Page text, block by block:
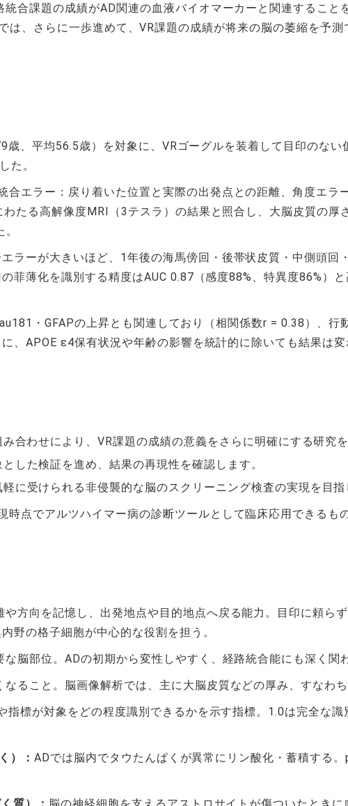
合課題の成績がAD関連の血液バイオマーカーと関連するこ
、さらに一歩進めて、VR課題の成績が将来の脳の萎縮を予
、平均56.5歳）を対象に、VRゴーグルを装着して目印のない
た。
エラー：戻り着いた位置と実際の出発点との距離、角度エラ
たる高解像度MRI（3テスラ）の結果と照合し、大脳皮質の
ラーが大きいほど、1年後の海馬傍回・後帯状皮質・中側頭回
菲薄化を識別する精度はAUC 0.87（感度88%、特異度86%）
・GFAPの上昇とも関連しており（相関係数r = 0.38）、行
、APOE ε4保有状況や年齢の影響を統計的に除いても結果は変
合わせにより、VR課題の成績の意義をさらに明確にする研究を
した検証を進め、結果の再現性を確認します。
に受けられる非侵襲的な脳のスクリーニング検査の実現を目指
時点でアルツハイマー病の診断ツールとして臨床応用できるも
や方向を記憶し、出発地点や目的地点へ戻る能力。目印に頼ら
野の格子細胞が中心的な役割を担う。
脳部位。ADの初期から変性しやすく、経路統合能にも深く関
ること。脳画像解析では、主に大脳皮質などの厚み、すなわ
指標が対象をどの程度識別できるかを示す指標。1.0は完全な
）：ADでは脳内でタウたんぱくが異常にリン酸化・蓄積する
質）： 脳の神経細胞を支えるアストロサイトが傷ついたとき